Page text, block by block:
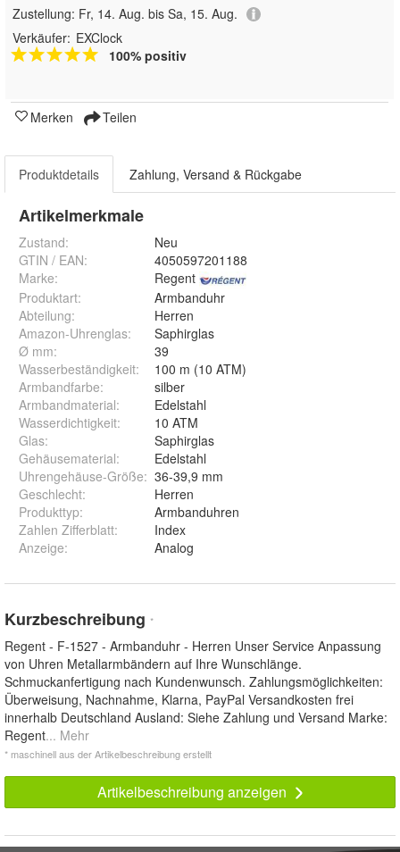
Zustellung: Fr, 14. Aug. bis Sa, 15. Aug.
Verkäufer: EXClock
100% positiv
Merken Teilen
Produktdetails Zahlung, Versand & Rückgabe
Artikelmerkmale
Zustand:
Neu
GTIN / EAN:
4050597201188
Marke:
Regent
Produktart:
Armbanduhr
Abteilung:
Herren
Amazon-Uhrenglas:
Saphirglas
Ø mm:
39
Wasserbeständigkeit:
100 m (10 ATM)
Armbandfarbe:
silber
Armbandmaterial:
Edelstahl
Wasserdichtigkeit:
10 ATM
Glas:
Saphirglas
Gehäusematerial:
Edelstahl
Uhrengehäuse-Größe: 36-39,9 mm
Geschlecht:
Herren
Produkttyp:
Armbanduhren
Zahlen Zifferblatt:
Index
Anzeige: Analog
Kurzbeschreibung *
Regent - F-1527 - Armbanduhr - Herren Unser Service Anpassung
von Uhren Metallarmbändern auf Ihre Wunschlänge.
Schmuckanfertigung nach Kundenwunsch. Zahlungsmöglichkeiten:
Überweisung, Nachnahme, Klarna, PayPal Versandkosten frei
innerhalb Deutschland Ausland: Siehe Zahlung und Versand Marke:
Regent... Mehr
* maschinell aus der Artikelbeschreibung erstellt
Artikelbeschreibung anzeigen